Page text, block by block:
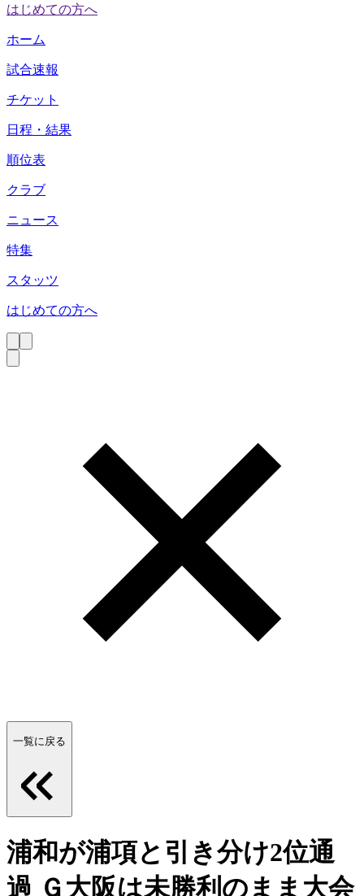
はじめての方へ
ホーム
試合速報
チケット
日程・結果
順位表
クラブ
ニュース
特集
スタッツ
はじめての方へ
一覧に戻る
浦和が浦項と引き分け2位通
過 Ｇ大阪は未勝利のまま大会